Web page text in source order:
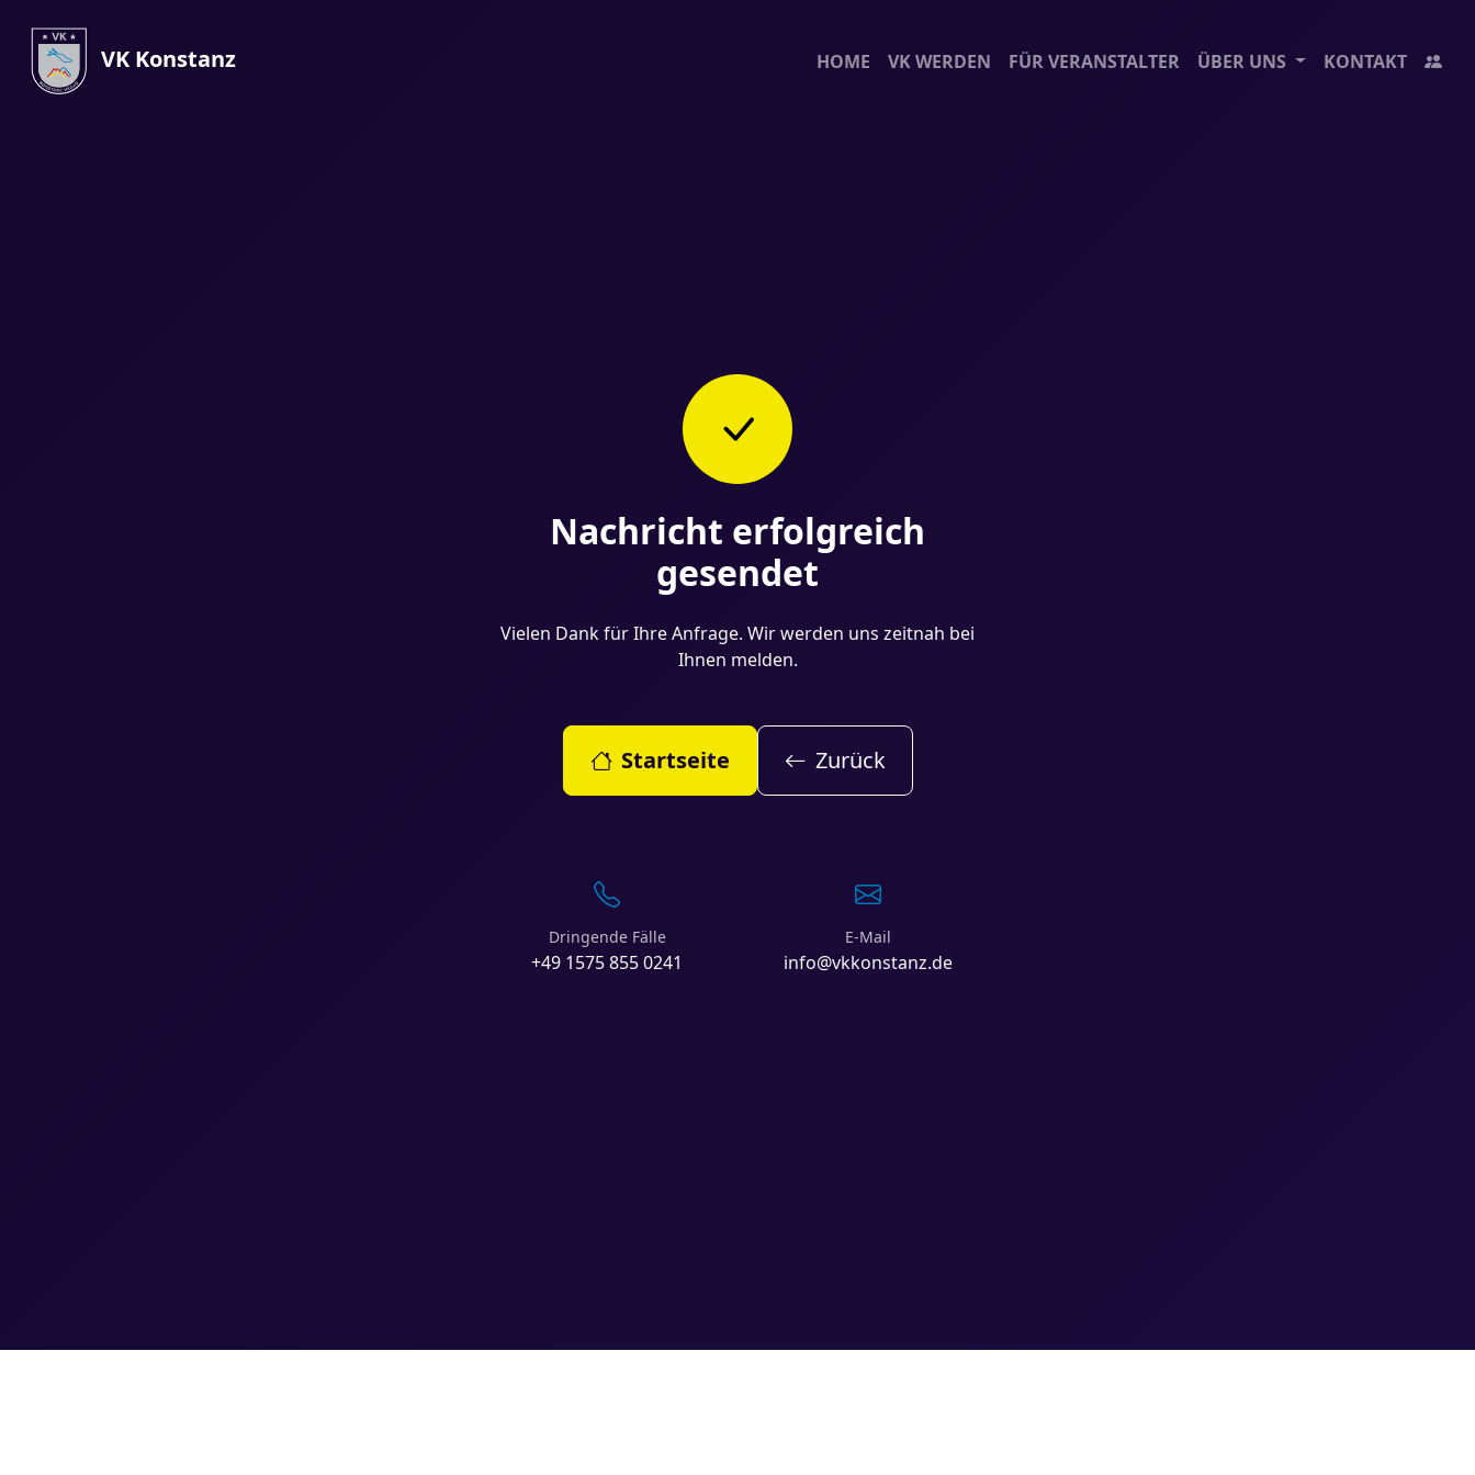
Nachricht erfolgreich
gesendet
Vielen Dank für Ihre Anfrage. Wir werden uns zeitnah bei
Ihnen melden.
Startseite Zurück
Dringende Fälle
+49 1575 855 0241
E-Mail
info@vkkonstanz.de
VK Konstanz HOME VK WERDEN FÜR VERANSTALTER ÜBER UNS KONTAKT